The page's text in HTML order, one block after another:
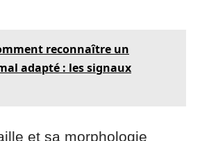
reconnaître un
adapté : les signaux
et sa morphologie